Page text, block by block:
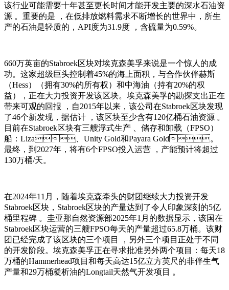
该行业可能需要十年甚至更长时间才能开发主要的深水石油资
源 。重要的是 ，在低排放燃料需求不断增长的世界中，所生
产的石油是轻质的，API度为31.9度 ，含硫量为0.59% 。
660万英亩的Stabroek区块对埃克森美孚来说是一个惊人的成
功。这家超级巨头控制着45%的海上面积，与合作伙伴赫斯
（Hess）（拥有30%的所有权）和中海油（持有20%的权
益），正在大力投资开发该区块。埃克森美孚的勘探支出正在
带来可观的回报 ，自2015年以来，该公司在Stabroek区块发现
了46个新发现，据估计 ，该区块至少含有120亿桶石油资源 。
目前在Stabroek区块有三艘浮式生产 、储存和卸载（FPSO）
船：Liza、Unity Gold和Payara Gold。
最终，到2027年，将有6个FPSO投入运营 ，产能预计将超过
130万桶/天。
在2024年11月 ，随着埃克森牵头的财团继续大力投资开发
Stabroek区块，Stabroek区块的产量达到了令人印象深刻的5亿
桶里程碑 。圭亚那自然资源部2025年1月的数据显示，该国在
Stabroek区块运营的三艘FPSO每天的产量超过65.8万桶。该财
团已经完成了该区块的三个项目 ，另外三个项目正处于不同
的开发阶段。埃克森美孚正在寻求批准另外两个项目：每天18
万桶的Hammerhead项目和每天高达15亿立方英尺的非伴生气
产量和29万桶凝析油的Longtail天然气开发项目 。